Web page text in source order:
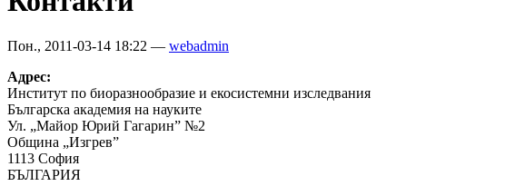
Пон., 2011-03-14 18:22 — webadmin
Адрес:
Институт по биоразнообразие и екосистемни изследвания
Българска академия на науките
Ул. „Майор Юрий Гагарин” №2
Община „Изгрев”
1113 София
БЪЛГАРИЯ